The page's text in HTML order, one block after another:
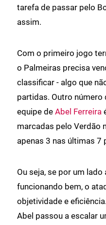
tarefa de passar pelo
assim.
Com o primeiro jogo
o Palmeiras precisa
classificar - algo que
partidas. Outro
equipe de Abel Ferreira
marcadas pelo Verdão
apenas 3 nas últimas 7
Ou seja, se por um lado
funcionando bem, o
objetividade e
Abel passou a escalar